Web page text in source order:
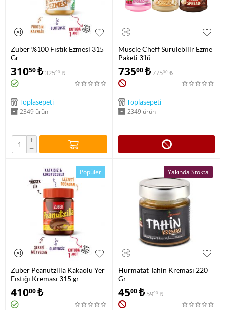
Züber %100 Fıstık Ezmesi 315
Gr
31050₺32590 ₺
Toplasepeti
2349 ürün
+
−
Muscle Cheff Sürülebilir Ezme
Paketi 3’lü
73500₺77500 ₺
Toplasepeti
2349 ürün
Popüler
Züber Peanutzilla Kakaolu Yer
Fıstığı Kreması 315 gr
41000₺
Yakında Stokta
Hurmatat Tahin Kreması 220
Gr
4500₺5990 ₺